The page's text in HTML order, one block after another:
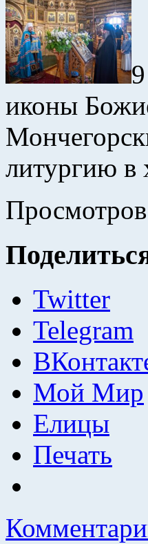
иконы
литургию в
Twitter
Telegram
Мой Мир
Елицы
Печать